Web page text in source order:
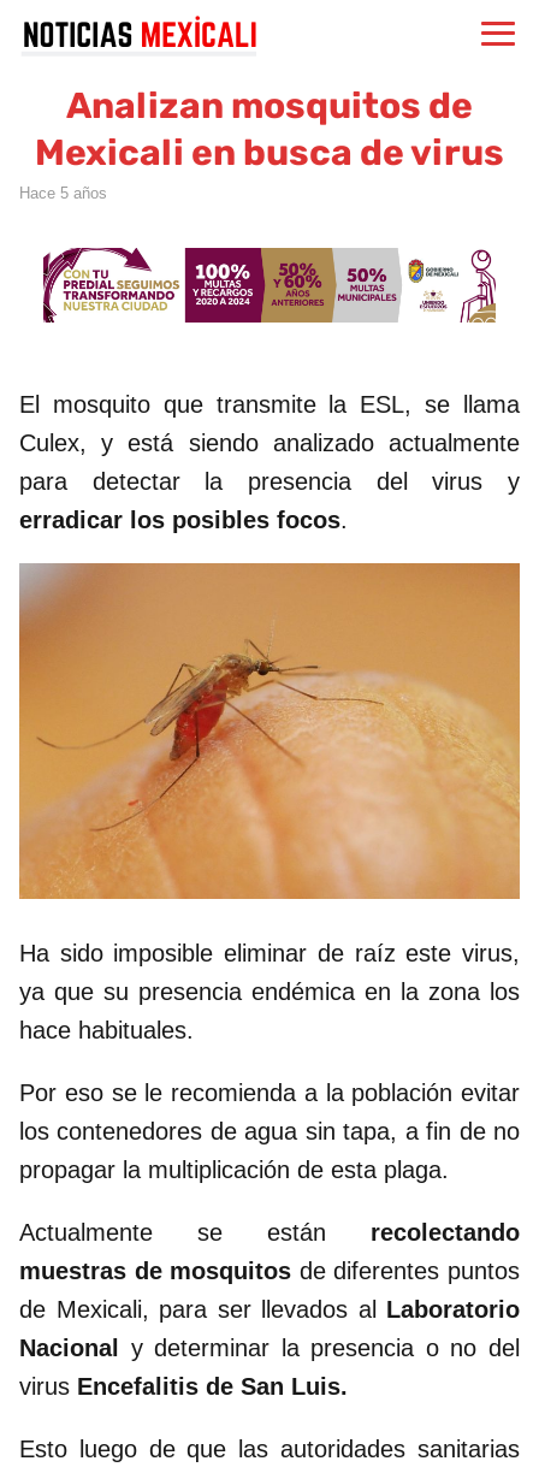
Analizan mosquitos de
Mexicali en busca de virus
hace 5 años
El mosquito que transmite la ESL, se llama
Culex, y está siendo analizado actualmente
para detectar la presencia del virus y
erradicar los posibles focos.
Ha sido imposible eliminar de raíz este virus,
ya que su presencia endémica en la zona los
hace habituales.
Por eso se le recomienda a la población evitar
los contenedores de agua sin tapa, a fin de no
propagar la multiplicación de esta plaga.
Actualmente se están recolectando
muestras de mosquitos de diferentes puntos
de Mexicali, para ser llevados al Laboratorio
Nacional
y determinar la presencia o no del
virus Encefalitis de San Luis.
Esto luego de que las autoridades sanitarias